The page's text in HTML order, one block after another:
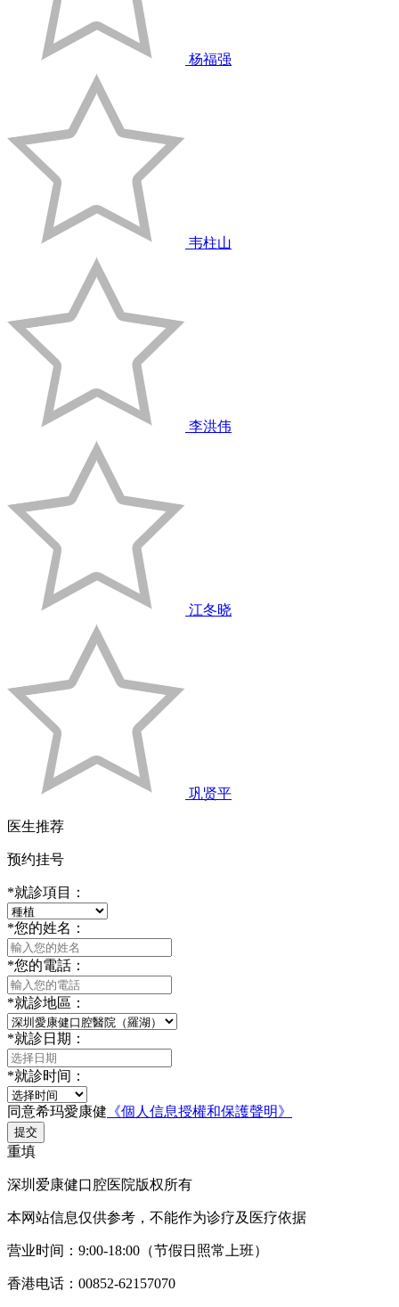
杨福强
韦柱山
李洪伟
江冬晓
巩贤平
医生推荐
预约挂号
*就診項目：
*您的姓名：
*您的電話：
*就診地區：
*就診日期：
*就診时间：
同意希玛愛康健 《個人信息授權和保護聲明》
提交
重填
深圳爱康健口腔医院版权所有
本网站信息仅供参考，不能作为诊疗及医疗依据
营业时间：9:00-18:00（节假日照常上班）
香港电话：00852-62157070